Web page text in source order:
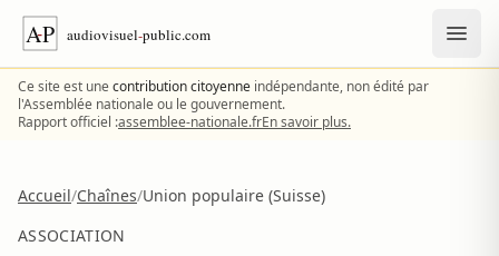
Aller au contenu
Ce site est unecontribution citoyenne indépendante, non édité par
l'Assemblée nationale ou le gouvernement.
Rapport officiel :assemblee-nationale.frEn savoir plus.
Accueil/Chaînes/Union populaire (Suisse)
ASSOCIATION